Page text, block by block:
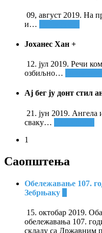
09, август 2019. На
и…
Јоханес Хан +
12. јул 2019. Речи
озбиљно…
Ај бег ју донт стил
21. јун 2019. Ангела
сваку…
1
Саопштења
Обележавање 107.
Зебрњаку
15. октобар 2019.
обележавања 107.
складу са Државним